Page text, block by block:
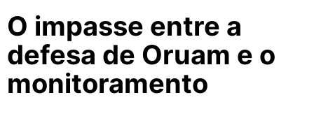
O impasse entre a
defesa de Oruam e o
monitoramento